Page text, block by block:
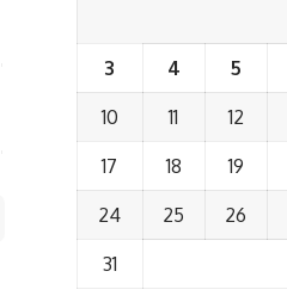
3 4 5
10 11 12
17 18 19
24 25 26
31